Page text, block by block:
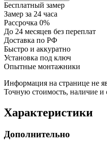
Бесплатный замер
Замер за 24 часа
Рассрочка 0%
До 24 месяцев без переплат
Доставка по РФ
Быстро и аккуратно
Установка под ключ
Опытные монтажники
Информация на странице не
Точную стоимость, наличие и
Характеристики
Дополнительно